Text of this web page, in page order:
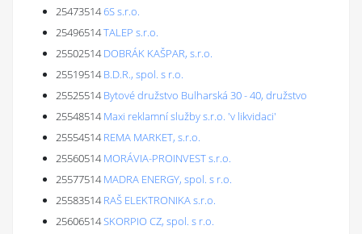
254735146S s.r.o.
25496514TALEP s.r.o.
25502514 DOBRÁK KAŠPAR, s.r.o.
25519514 B.D.R., spol. s r.o.
25525514 Bytové družstvo Bulharská 30 - 40, družstvo
25548514 Maxi reklamní služby s.r.o. 'v likvidaci'
25554514 REMA MARKET, s.r.o.
25560514 MORÁVIA-PROINVEST s.r.o.
25577514 MADRA ENERGY, spol. s r.o.
25583514 RAŠ ELEKTRONIKA s.r.o.
25606514SKORPIO CZ, spol. s r.o.